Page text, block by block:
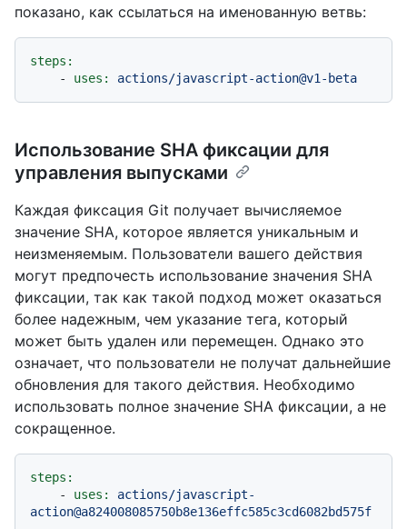
показано, как ссылаться на именованную ветвь:
steps:
-
uses: actions/javascript-action@v1-beta
Использование SHA фиксации для
управления выпусками
Каждая фиксация Git получает вычисляемое
значение SHA, которое является уникальным и
неизменяемым. Пользователи вашего действия
могут предпочесть использование значения SHA
фиксации, так как такой подход может оказаться
более надежным, чем указание тега, который
может быть удален или перемещен. Однако это
означает, что пользователи не получат дальнейшие
обновления для такого действия. Необходимо
использовать полное значение SHA фиксации, а не
сокращенное.
steps:
-
uses:
actions/javascript-
action@a824008085750b8e136effc585c3cd6082bd575f